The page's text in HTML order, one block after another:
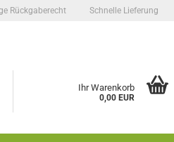
Rückgaberecht Schnelle Lieferung
Ihr Warenkorb
0,00 EUR